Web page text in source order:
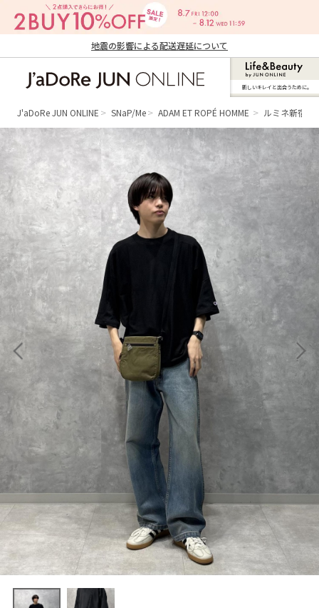
地震の影響による配送遅延について
ン オンライン）
新しいキレイと出合うために。
J'aDoRe JUN ONLINE SNaP/Me ADAM ET ROPÉ HOMME ルミネ新宿